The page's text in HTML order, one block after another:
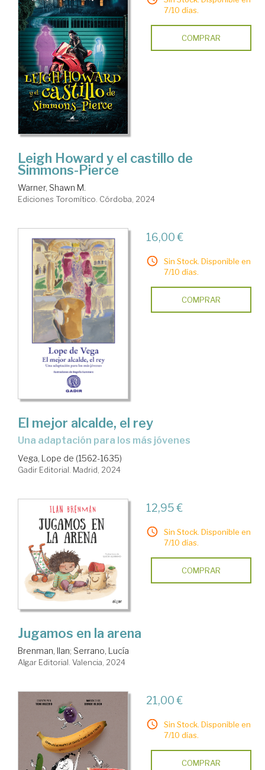
7/10 días.
COMPRAR
Leigh Howard y el castillo de
Simmons-Pierce
Warner, Shawn M.
Ediciones Toromítico. Córdoba, 2024
16,00 €
Sin Stock. Disponible en
7/10 días.
COMPRAR
El mejor alcalde, el rey
una adaptación para los más jóvenes
Vega, Lope de (1562-1635)
Gadir Editorial. Madrid, 2024
12,95 €
Sin Stock. Disponible en
7/10 días.
COMPRAR
Jugamos en la arena
Brenman, Ilan; Serrano, Lucía
Algar Editorial. Valencia, 2024
21,00 €
Sin Stock. Disponible en
7/10 días.
COMPRAR